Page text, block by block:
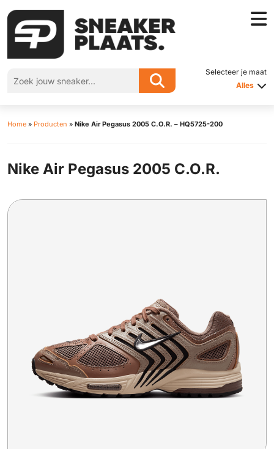
Selecteer je maat
Alles
Home » Producten » Nike Air Pegasus 2005 C.O.R. – HQ5725-200
Nike Air Pegasus 2005 C.O.R.